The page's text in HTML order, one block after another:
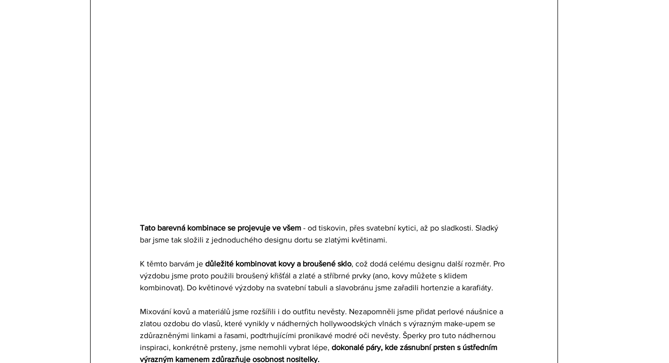
Tato barevná kombinace se projevuje ve všem - od tiskovin, přes svatební kytici, až po sladkosti. Sladký
bar jsme tak složili z jednoduchého designu dortu se zlatými květinami.
K těmto barvám je důležité kombinovat kovy a broušené sklo, což dodá celému designu další rozměr. Pro
výzdobu jsme proto použili broušený křišťál a zlaté a stříbrné prvky (ano, kovy můžete s klidem
kombinovat). Do květinové výzdoby na svatební tabuli a slavobránu jsme zařadili hortenzie a karafiáty.
Mixování kovů a materiálů jsme rozšířili i do outfitu nevěsty. Nezapomněli jsme přidat perlové náušnice a
zlatou ozdobu do vlasů, které vynikly v nádherných hollywoodských vlnách s výrazným make-upem se
zdůrazněnými linkami a řasami, podtrhujícími pronikavé modré oči nevěsty. Šperky pro tuto nádhernou
inspiraci, konkrétně prsteny, jsme nemohli vybrat lépe, dokonalé páry, kde zásnubní prsten s ústředním
výrazným kamenem zdůrazňuje osobnost nositelky.